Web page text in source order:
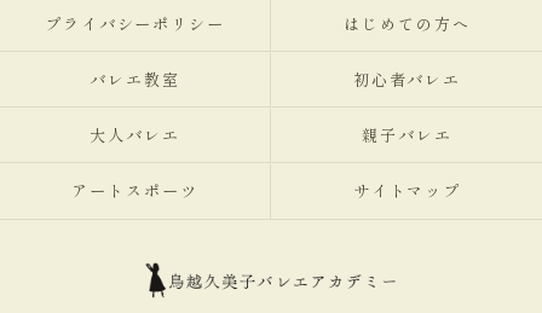
プライバシーポリシー はじめての方へ
バレエ教室 初心者バレエ
大人バレエ 親子バレエ
アートスポーツ サイトマップ